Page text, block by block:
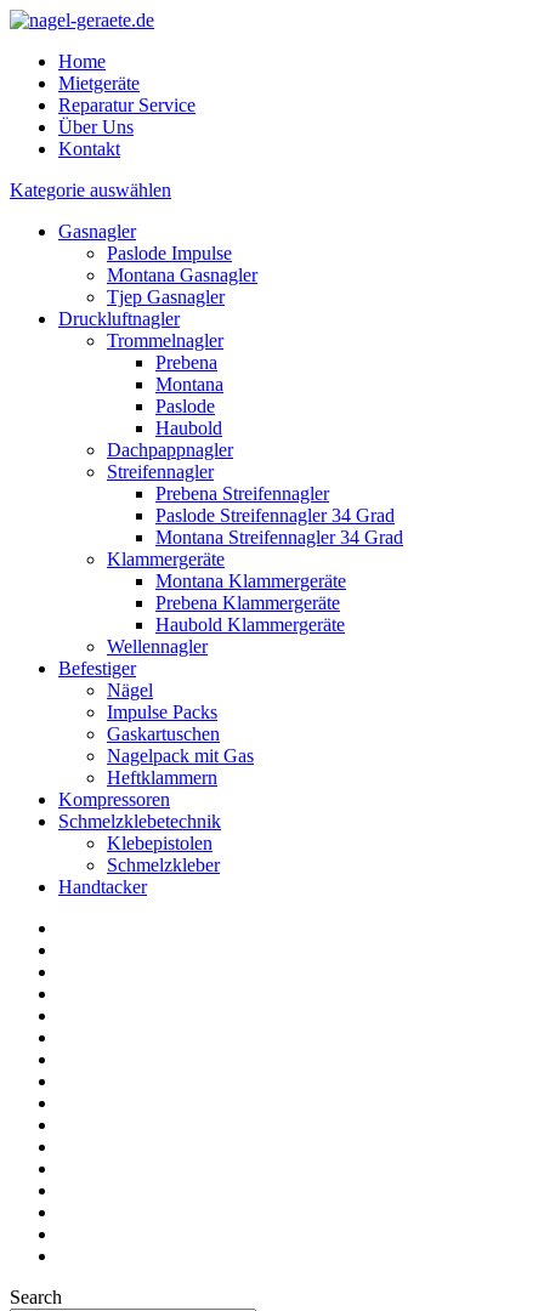
Home
Mietgeräte
Reparatur Service
Über Uns
Kontakt
Kategorie auswählen
Gasnagler
Paslode Impulse
Montana Gasnagler
Tjep Gasnagler
Druckluftnagler
Trommelnagler
Prebena
Montana
Paslode
Haubold
Dachpappnagler
Streifennagler
Prebena Streifennagler
Paslode Streifennagler 34 Grad
Montana Streifennagler 34 Grad
Klammergeräte
Montana Klammergeräte
Prebena Klammergeräte
Haubold Klammergeräte
Wellennagler
Befestiger
Nägel
Impulse Packs
Gaskartuschen
Nagelpack mit Gas
Heftklammern
Kompressoren
Schmelzklebetechnik
Klebepistolen
Schmelzkleber
Handtacker
Search